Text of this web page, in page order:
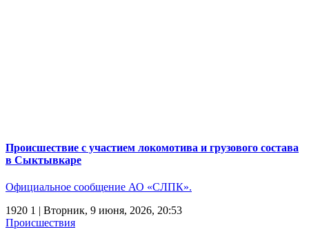
Происшествие с участием локомотива и грузового состава
в Сыктывкаре
Официальное сообщение АО «СЛПК».
1920 1 | Вторник, 9 июня, 2026, 20:53
Происшествия